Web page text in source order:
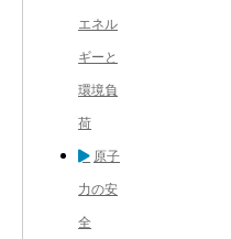
エネル
ギーと
環境負
荷
原子
力の安
全